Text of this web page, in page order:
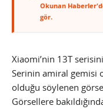
Okunan
gör.
Xiaomi’nin 13T
Serinin amiral gemisi
olduğu söylenen
Görsellere